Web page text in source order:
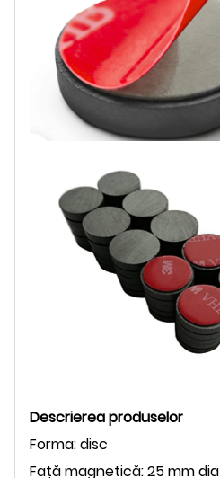
Descrierea produselor
Forma: disc
Față magnetică: 25 mm dia